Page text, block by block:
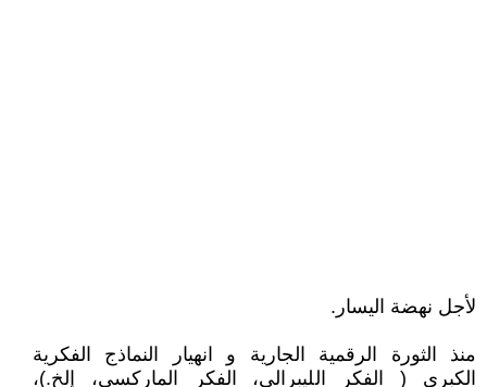
لأجل نهضة اليسار.
منذ الثورة الرقمية الجارية و انهيار النماذج الفكرية
الكبرى ( الفكر الليبرالي، الفكر الماركسي، إلخ.)،